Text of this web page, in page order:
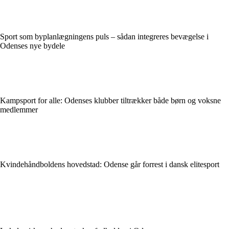
Sport som byplanlægningens puls – sådan integreres bevægelse i
Odenses nye bydele
Kampsport for alle: Odenses klubber tiltrækker både børn og voksne
medlemmer
Kvindehåndboldens hovedstad: Odense går forrest i dansk elitesport